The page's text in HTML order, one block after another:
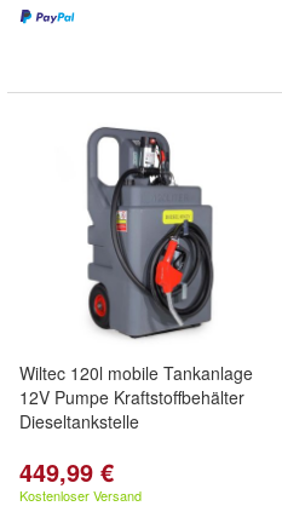
Wiltec 120l mobile Tankanlage
12V Pumpe Kraftstoffbehälter
Dieseltankstelle
449,99 €
Kostenloser Versand